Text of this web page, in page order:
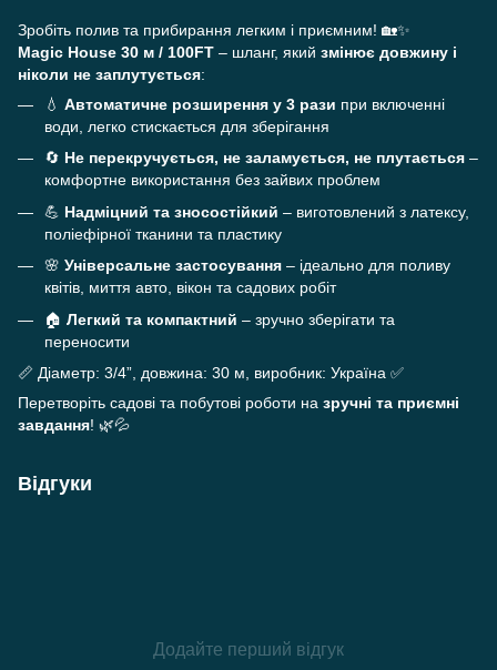
Зробіть полив та прибирання легким і приємним! 🏡✨
Magic House 30 м / 100FT – шланг, який змінює довжину і
ніколи не заплутується:
💧 Автоматичне розширення у 3 рази при включенні
води, легко стискається для зберігання
🔄 Не перекручується, не заламується, не плутається –
комфортне використання без зайвих проблем
💪 Надміцний та зносостійкий – виготовлений з латексу,
поліефірної тканини та пластику
🌸 Універсальне застосування – ідеально для поливу
квітів, миття авто, вікон та садових робіт
🏠 Легкий та компактний – зручно зберігати та
переносити
📏 Діаметр: 3/4”, довжина: 30 м, виробник: Україна ✅
Перетворіть садові та побутові роботи на зручні та приємні
завдання! 🌿💦
Відгуки
Додайте перший відгук